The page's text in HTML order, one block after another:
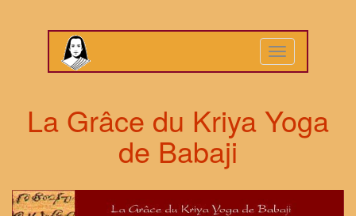
Toggle
navigation
La Grâce du Kriya Yoga
de Babaji